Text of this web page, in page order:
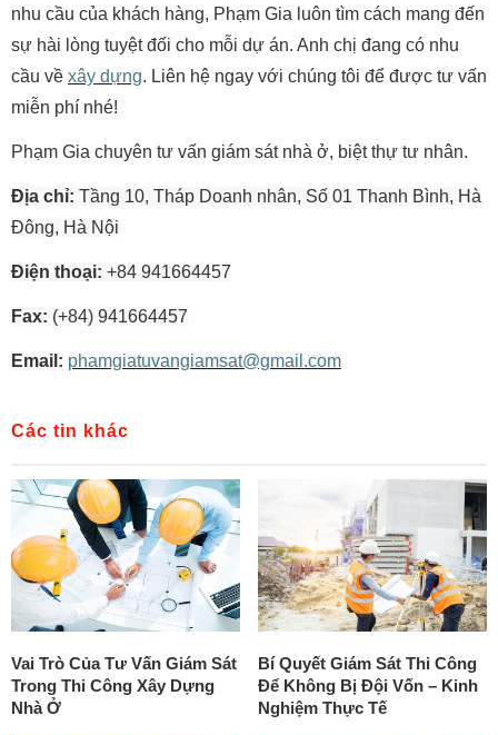
nhu cầu của khách hàng, Phạm Gia luôn tìm cách mang đến
sự hài lòng tuyệt đối cho mỗi dự án. Anh chị đang có nhu
cầu về xây dựng. Liên hệ ngay với chúng tôi để được tư vấn
miễn phí nhé!
Phạm Gia chuyên tư vấn giám sát nhà ở, biệt thự tư nhân.
Địa chỉ: Tầng 10, Tháp Doanh nhân, Số 01 Thanh Bình, Hà
Đông, Hà Nội
Điện thoại: +84 941664457
Fax: (+84) 941664457
Email: phamgiatuvangiamsat@gmail.com
Các tin khác
Vai Trò Của Tư Vấn Giám Sát
Trong Thi Công Xây Dựng
Nhà Ở
Bí Quyết Giám Sát Thi Công
Để Không Bị Đội Vốn – Kinh
Nghiệm Thực Tế